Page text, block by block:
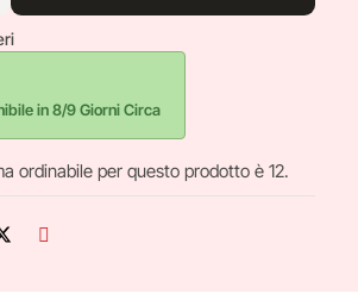
in 8/9 Giorni Circa
ordinabile per questo prodotto è 12.